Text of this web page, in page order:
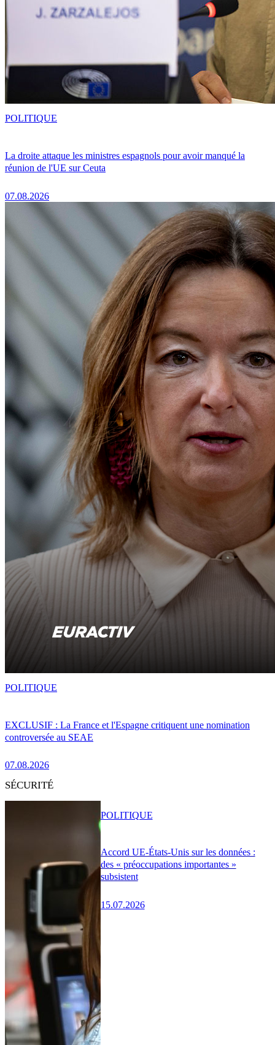
La droite attaque les ministres espagnols pour avoir manqué la
réunion de l'UE sur Ceuta
07.08.2026
POLITIQUE
EXCLUSIF : La France et l'Espagne critiquent une nomination
controversée au SEAE
07.08.2026
POLITIQUE
SÉCURITÉ
Accord UE-États-Unis sur les données :
des « préoccupations importantes »
subsistent
15.07.2026
POLITIQUE